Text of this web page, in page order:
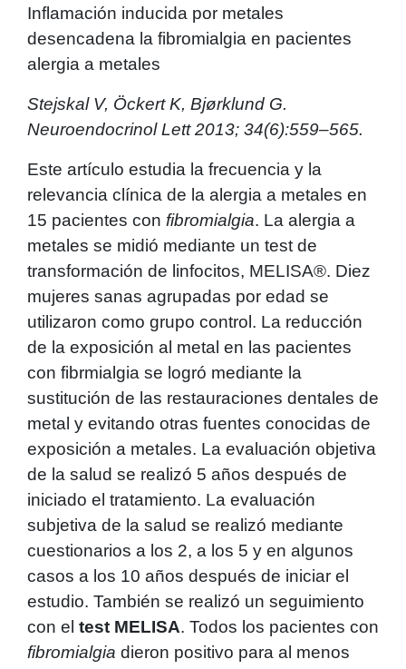
Inflamación inducida por metales
desencadena la fibromialgia en pacientes
alergia a metales
Stejskal V, Öckert K, Bjørklund G.
Neuroendocrinol Lett 2013; 34(6):559–565.
Este artículo estudia la frecuencia y la
relevancia clínica de la alergia a metales en
15 pacientes con fibromialgia. La alergia a
metales se midió mediante un test de
transformación de linfocitos, MELISA®. Diez
mujeres sanas agrupadas por edad se
utilizaron como grupo control. La reducción
de la exposición al metal en las pacientes
con fibrmialgia se logró mediante la
sustitución de las restauraciones dentales de
metal y evitando otras fuentes conocidas de
exposición a metales. La evaluación objetiva
de la salud se realizó 5 años después de
iniciado el tratamiento. La evaluación
subjetiva de la salud se realizó mediante
cuestionarios a los 2, a los 5 y en algunos
casos a los 10 años después de iniciar el
estudio. También se realizó un seguimiento
con el test MELISA. Todos los pacientes con
fibromialgia dieron positivo para al menos